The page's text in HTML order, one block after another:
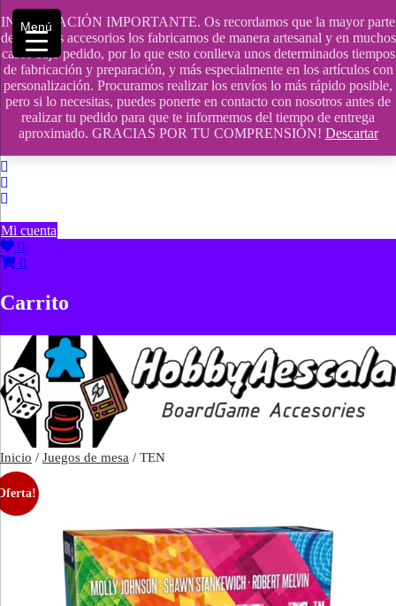
INFORMACIÓN IMPORTANTE. Os recordamos que la mayor parte
de nuestros accesorios los fabricamos de manera artesanal y en muchos
casos bajo pedido, por lo que esto conlleva unos determinados tiempos
de fabricación y preparación, y más especialmente en los artículos con
personalización. Procuramos realizar los envíos lo más rápido posible,
pero si lo necesitas, puedes ponerte en contacto con nosotros antes de
realizar tu pedido para que te informemos del tiempo de entrega
aproximado. GRACIAS POR TU COMPRENSIÓN! Descartar
Saltar
contenido
609241475 SOLO DE 10:00 a 14:00
info@hobbyaescala.com
San Fernando de Henares
10:00 - 14:00
Mi cuenta
0
0
Carrito
Inicio / Juegos de mesa / TEN
Menú